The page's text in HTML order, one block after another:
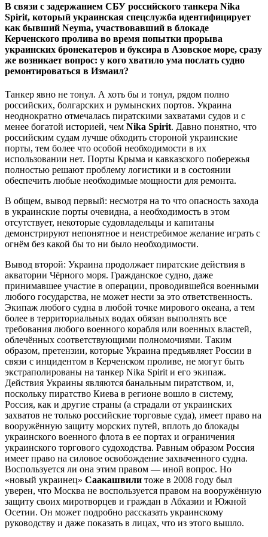
В связи с задержанием СБУ российского танкера Nika
Spirit, который украинская спецслужба идентифицирует
как бывший Neyma, участвовавший в блокаде
Керченского пролива во время попытки прорыва
украинских бронекатеров и буксира в Азовское море, сразу
же возникает вопрос: у кого хватило ума послать судно
ремонтироваться в Измаил?
Танкер явно не тонул. А хоть бы и тонул, рядом полно
российских, болгарских и румынских портов. Украина
неоднократно отмечалась пиратскими захватами судов и с
менее богатой историей, чем Nika Spirit. Давно понятно, что
российским судам лучше обходить стороной украинские
порты, тем более что особой необходимости в их
использовании нет. Порты Крыма и кавказского побережья
полностью решают проблему логистики и в состоянии
обеспечить любые необходимые мощности для ремонта.
В общем, вывод первый: несмотря на то что опасность захода
в украинские порты очевидна, а необходимость в этом
отсутствует, некоторые судовладельцы и капитаны
демонстрируют непонятное и неистребимое желание играть с
огнём без какой бы то ни было необходимости.
Вывод второй: Украина продолжает пиратские действия в
акватории Чёрного моря. Гражданское судно, даже
принимавшее участие в операции, проводившейся военными
любого государства, не может нести за это ответственность.
Экипаж любого судна в любой точке мирового океана, а тем
более в территориальных водах обязан выполнять все
требования любого военного корабля или военных властей,
облечённых соответствующими полномочиями. Таким
образом, претензии, которые Украина предъявляет России в
связи с инцидентом в Керченском проливе, не могут быть
экстраполированы на танкер Nika Spirit и его экипаж.
Действия Украины являются банальным пиратством, и,
поскольку пиратство Киева в регионе вошло в систему,
Россия, как и другие страны (а страдали от украинских
захватов не только российские торговые суда), имеет право на
вооружённую защиту морских путей, вплоть до блокады
украинского военного флота в ее портах и ограничения
украинского торгового судоходства. Равным образом Россия
имеет право на силовое освобождение захваченного судна.
Воспользуется ли она этим правом — иной вопрос. Но
«новый украинец» Саакашвили тоже в 2008 году был
уверен, что Москва не воспользуется правом на вооружённую
защиту своих миротворцев и граждан в Абхазии и Южной
Осетии. Он может подробно рассказать украинскому
руководству и даже показать в лицах, что из этого вышло.